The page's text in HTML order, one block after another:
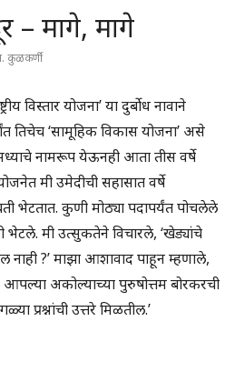
– मागे, मागे
कुळकर्णी
विस्तार योजना’ या दुर्बोध नावाने
तिचेच ‘सामूहिक विकास योजना’ असे
नामरूप येऊनही आता तीस वर्षे
मी उमेदीची सहासात वर्षे
भेटतात. कुणी मोठ्या पदापर्यंत पोचलेले
मी उत्सुकतेने विचारले, ‘खेड्यांचे
?’ माझा आशावाद पाहून म्हणाले,
आपल्या अकोल्याच्या पुरुषोत्तम बोरकरची
प्रश्नांची उत्तरे मिळतील.’